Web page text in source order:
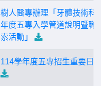
樹人醫專辦理「牙體技術科
年度五專入學管道說明暨職
索活動」
114學年度五專招生重要日